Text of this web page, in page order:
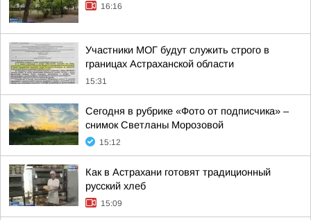
16:16
Участники МОГ будут служить строго в
границах Астраханской области
15:31
Сегодня в рубрике «Фото от подписчика» –
снимок Светланы Морозовой
15:12
Как в Астрахани готовят традиционный
русский хлеб
15:09